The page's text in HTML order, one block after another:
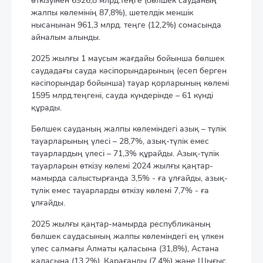
жалпы көлемінің 87,8%), шетелдік меншік
нысанынан 961,3 млрд. теңге (12,2%) сомасында
айналым алынды.
2025 жылғы 1 маусым жағдайы бойынша бөлшек
саудадағы сауда кәсіпорындарының (есеп берген
кәсіпорындар бойынша) тауар қорларының көлемі
1595 млрд.теңгені, сауда күндерінде – 61 күнді
құрады.
Бөлшек сауданың жалпы көлеміндегі азық – түлік
тауарларының үлесі – 28,7%, азық-түлік емес
тауарлардың үлесі – 71,3% құрайды. Азық-түлік
тауарларын өткізу көлемі 2024 жылғы қаңтар-
мамырда салыстырғанда 3,5% - ға ұлғайды, азық-
түлік емес тауарларды өткізу көлемі 7,7% - ға
ұлғайды.
2025 жылғы қаңтар-мамырда республиканың
бөлшек саудасының жалпы көлеміндегі ең үлкен
үлес салмағы Алматы қаласына (31,8%), Астана